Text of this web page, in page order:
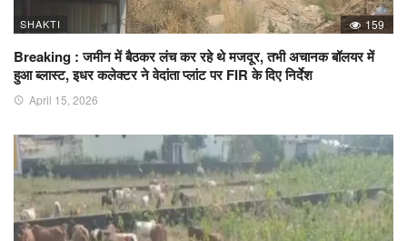
SHAKTI 159
Breaking : जमीन में बैठकर लंच कर रहे थे मजदूर, तभी अचानक बॉलयर में
हुआ ब्लास्ट, इधर कलेक्टर ने वेदांता प्लांट पर FIR के दिए निर्देश
April 15, 2026